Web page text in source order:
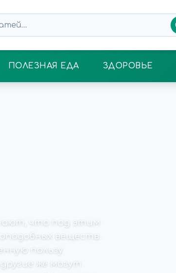
ПОЛЕЗНАЯ ЕДА ЗДОРОВЬЕ
что под этим
веществ.
пользу
же могут